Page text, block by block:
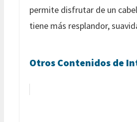
permite disfrutar de un
tiene más resplandor,
Otros Contenidos de